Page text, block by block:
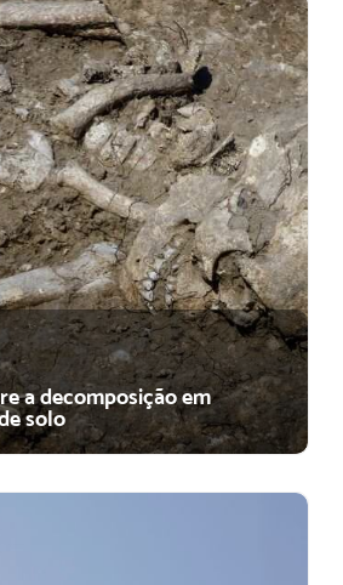
a decomposição em
solo